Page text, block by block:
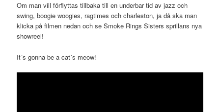
Om man vill förflyttas tillbaka till en underbar tid av jazz och
swing, boogie woogies, ragtimes och charleston, ja då ska man
klicka på filmen nedan och se Smoke Rings Sisters sprillans nya
showreel!
It´s gonna be a cat´s meow!